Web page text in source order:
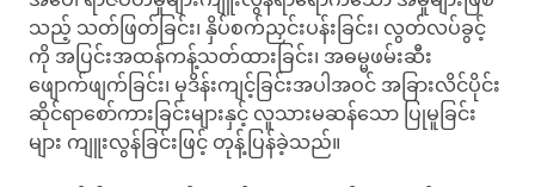
သည့် သတ်ဖြတ်ခြင်း၊ နှိပ်စက်ညှင်းပန်းခြင်း၊ လွတ်လပ်ခွင့်
ကို အပြင်းအထန်ကန့်သတ်ထားခြင်း၊ အဓမ္မဖမ်းဆီး
ဖျောက်ဖျက်ခြင်း၊ မုဒိန်းကျင့်ခြင်းအပါအဝင် အခြားလိင်ပိုင်း
ဆိုင်ရာစော်ကားခြင်းများနှင့် လူသားမဆန်သော ပြုမူခြင်း
များ ကျူးလွန်ခြင်းဖြင့် တုန့်ပြန်ခဲ့သည်။